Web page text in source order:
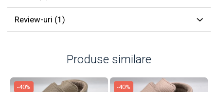
Review-uri (1)
Produse similare
-40% -40%